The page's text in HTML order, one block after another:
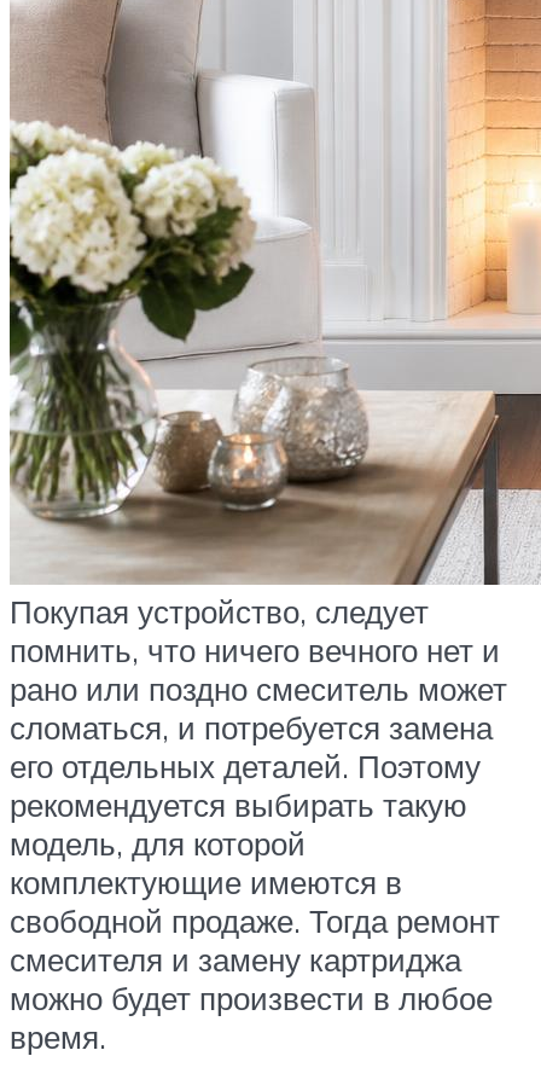
Покупая устройство, следует
помнить, что ничего вечного нет и
рано или поздно смеситель может
сломаться, и потребуется замена
его отдельных деталей. Поэтому
рекомендуется выбирать такую
модель, для которой
комплектующие имеются в
свободной продаже. Тогда ремонт
смесителя и замену картриджа
можно будет произвести в любое
время.